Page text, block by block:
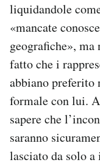
liquidandole
«mancate
geografiche»,
fatto che i
abbiano preferito
formale con lui.
sapere che
saranno
lasciato da solo